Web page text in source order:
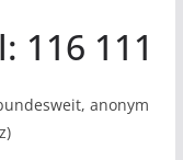
116 111
anonym